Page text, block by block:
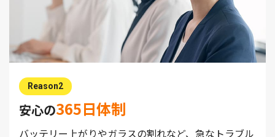
Reason2
安心の365日体制
バッテリー上がりやガラスの割れなど、急なトラブル